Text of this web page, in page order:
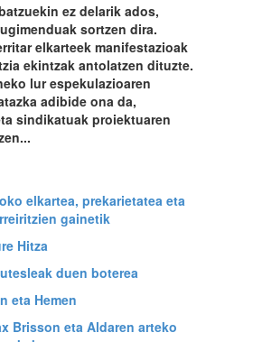
ez delarik ados,
sortzen dira.
elkarteek manifestazioak
ekintzak antolatzen dituzte.
lur espekulazioaren
adibide ona da,
sindikatuak proiektuaren
elkartea, prekarietatea eta
gainetik
Hitza
duen boterea
eta Hemen
Brisson eta Aldaren arteko